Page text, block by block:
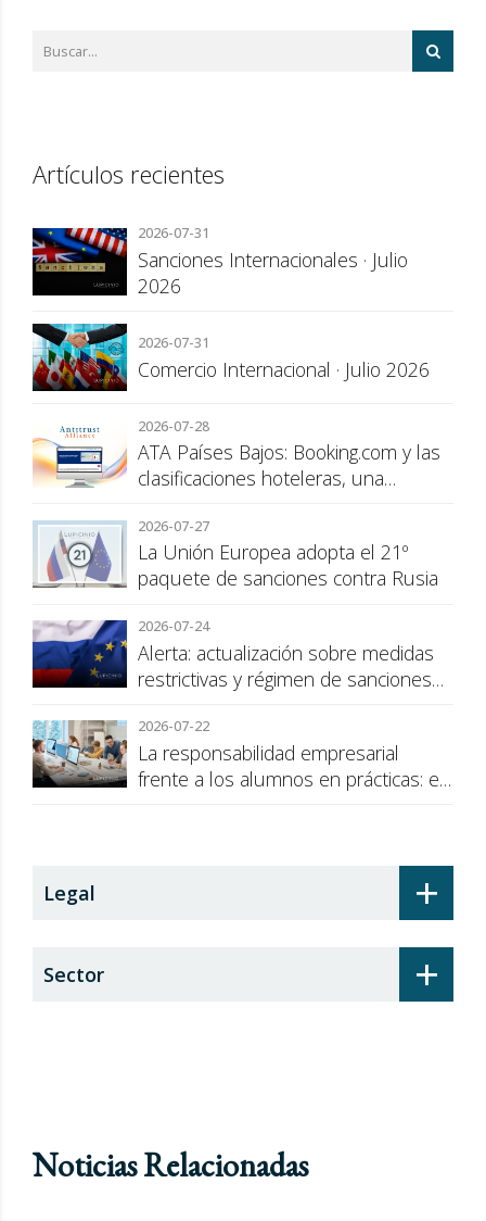
Artículos recientes
2026-07-31
Sanciones Internacionales · Julio
2026
2026-07-31
Comercio Internacional · Julio 2026
2026-07-28
ATA Países Bajos: Booking.com y las
clasificaciones hoteleras, una
consumidor
2026-07-27
La Unión Europea adopta el 21º
paquete de sanciones contra Rusia
2026-07-24
Alerta: actualización sobre medidas
restrictivas y régimen de sanciones
2026-07-22
La responsabilidad empresarial
frente a los alumnos en prácticas: el
+
Legal
+
Sector
Noticias Relacionadas